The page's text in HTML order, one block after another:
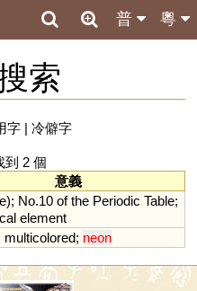
粵
普
索
字| 冷僻字
到 2 個
意義
); No.10 of the Periodic Table;
element
multicolored; neon